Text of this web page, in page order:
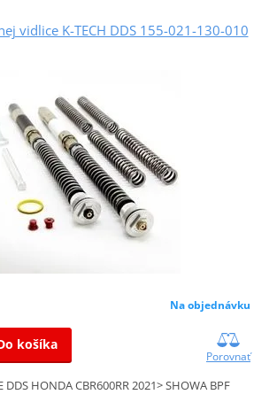
vidlice K-TECH DDS 155-021-130-010
Na objednávku
košíka
Porovnať
DDS HONDA CBR600RR 2021> SHOWA BPF